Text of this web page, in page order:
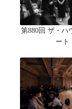
第880回 ザ・ハ
ート